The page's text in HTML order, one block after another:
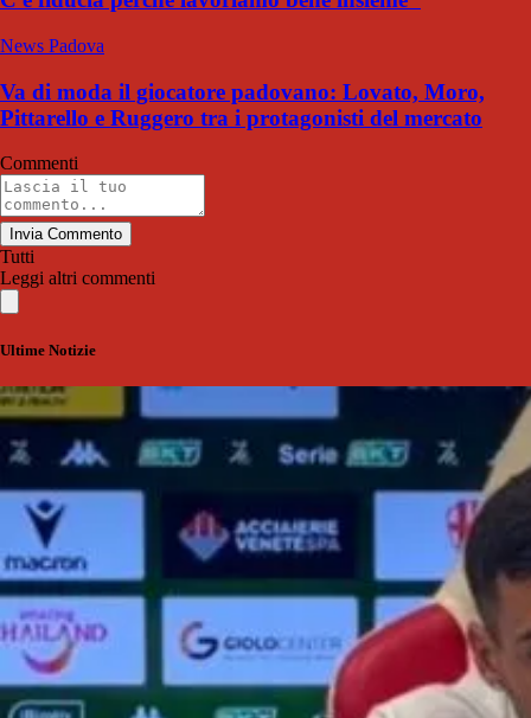
News Padova
Va di moda il giocatore padovano: Lovato, Moro,
Pittarello e Ruggero tra i protagonisti del mercato
Commenti
Invia Commento
Tutti
Leggi altri commenti
Ultime Notizie